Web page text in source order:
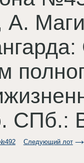
А.
СПб.:
Следующий лот